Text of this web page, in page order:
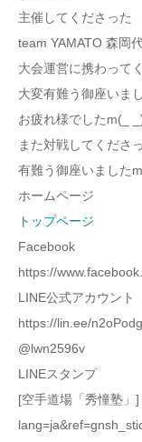
主催してくださった
team YAMATO 森岡
大会運営に携わって
大変有難う御座いまし
お疲れ様でしたm(_
また対戦してくださ
有難う御座いました
ホームページ
トップページ
Facebook
https://
LINE公式アカウント
https://lin.ee/n2oPodg
@lwn2596v
LINEスタンプ
[空手道場「秀憧塾